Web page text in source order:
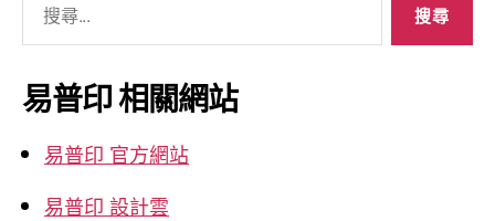
關
鍵
字:
易普印 相關網站
易普印 官方網站
易普印 設計雲